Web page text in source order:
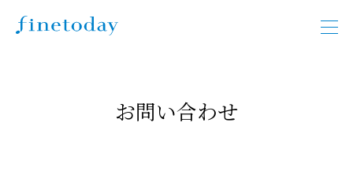
お問い合わせ